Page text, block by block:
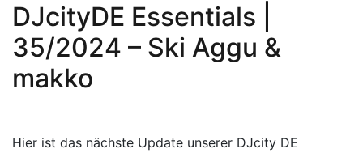
DJcityDE Essentials |
35/2024 – Ski Aggu &
makko
Hier ist das nächste Update unserer DJcity DE